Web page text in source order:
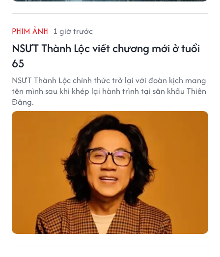
PHIM ẢNH 1 giờ trước
NSƯT Thành Lộc viết chương mới ở tuổi
65
NSƯT Thành Lộc chính thức trở lại với đoàn kịch mang
tên mình sau khi khép lại hành trình tại sân khấu Thiên
Đăng.